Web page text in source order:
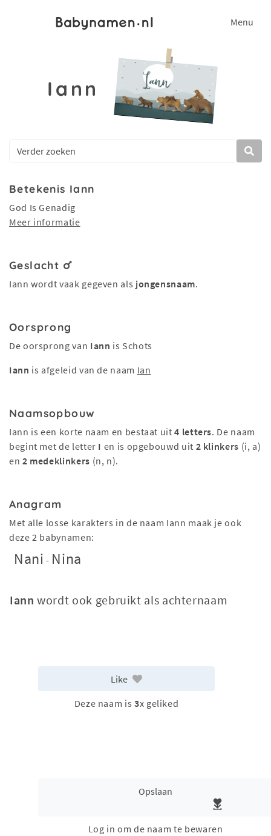
Menu
Iann
Betekenis Iann
God Is Genadig
Meer informatie
Geslacht
Iann wordt vaak gegeven als jongensnaam.
Oorsprong
De oorsprong van Iann is Schots
Iann is afgeleid van de naam Ian
Naamsopbouw
Iann is een korte naam en bestaat uit4 letters. De naam
begint met de letter I en is opgebouwd uit 2 klinkers (i, a)
en 2 medeklinkers (n, n).
Anagram
Met alle losse karakters in de naam Iann maak je ook
deze 2 babynamen:
Nani - Nina
Iann wordt ook gebruikt als achternaam
Like
Deze naam is 3x geliked
Opslaan
Log in om de naam te bewaren